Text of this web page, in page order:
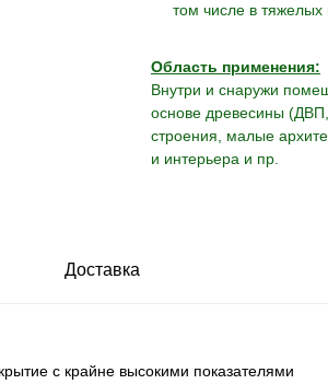
том числе в тяжелых
Область применения:
Внутри и снаружи
основе древесины
строения, малые
и интерьера и пр.
Доставка
с крайне высокими показателями